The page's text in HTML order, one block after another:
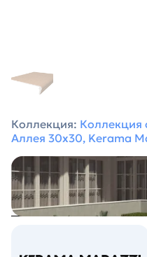
Коллекция: Коллекция
Аллея 30х30, Kerama